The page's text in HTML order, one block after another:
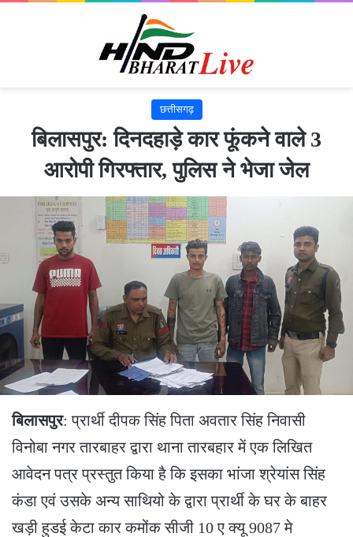
छत्तीसगढ़
बिलासपुर: दिनदहाड़े कार फूंकने वाले 3
आरोपी गिरफ्तार, पुलिस ने भेजा जेल
बिलासपुर: प्रार्थी दीपक सिंह पिता अवतार सिंह निवासी
विनोबा नगर तारबाहर द्वारा थाना तारबहार में एक लिखित
आवेदन पत्र प्रस्तुत किया है कि इसका भांजा श्रेयांस सिंह
कंडा एवं उसके अन्य साथियो के द्वारा प्रार्थी के घर के बाहर
खड़ी हुडई केटा कार कमोंक सीजी 10 ए क्यू 9087 मे